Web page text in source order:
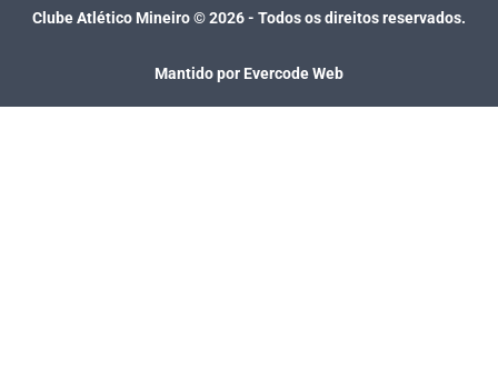
Clube Atlético Mineiro ©2026- Todos os direitos reservados.
Mantido por Evercode Web